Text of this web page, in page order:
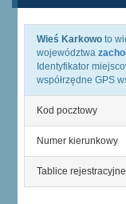
Wieś Karkowo to
województwa
Identyfikator
współrzędne GPS
Kod pocztowy
Numer kierunkowy
Tablice rejestracyjne